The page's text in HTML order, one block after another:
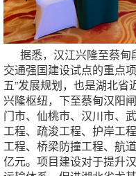
据悉，汉江兴隆至蔡甸
交通强国建设试点的重点
五”发展规划，也是湖北
兴隆枢纽，下至蔡甸汉阳
门市、仙桃市、汉川市、
工程、疏浚工程、护岸工
工程、桥梁防撞工程、航
亿元。项目建设对于提升